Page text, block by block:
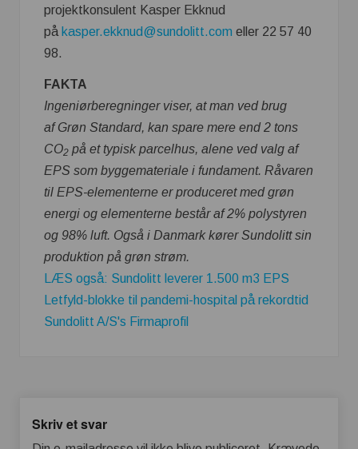
projektkonsulent Kasper Ekknud
på kasper.ekknud@sundolitt.com eller 22 57 40
98.
FAKTA
Ingeniørberegninger viser, at man ved brug
af Grøn Standard, kan spare mere end 2 tons
CO2 på et typisk parcelhus, alene ved valg af
EPS som byggemateriale i fundament. Råvaren
til EPS-elementerne er produceret med grøn
energi og elementerne består af 2% polystyren
og 98% luft. Også i Danmark kører Sundolitt sin
produktion på grøn strøm.
LÆS også: Sundolitt leverer 1.500 m3 EPS
Letfyld-blokke til pandemi-hospital på rekordtid
Sundolitt A/S's Firmaprofil
Skriv et svar